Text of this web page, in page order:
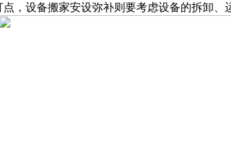
，设备搬家安设弥补则要考虑设备的拆卸、